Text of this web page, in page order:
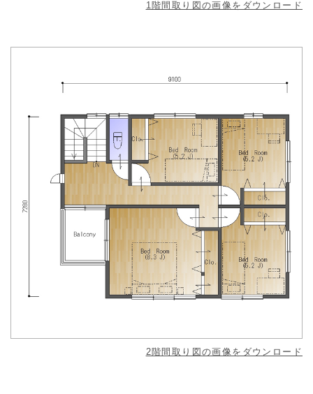
1階間取り図の画像をダウンロード
2階間取り図の画像をダウンロード